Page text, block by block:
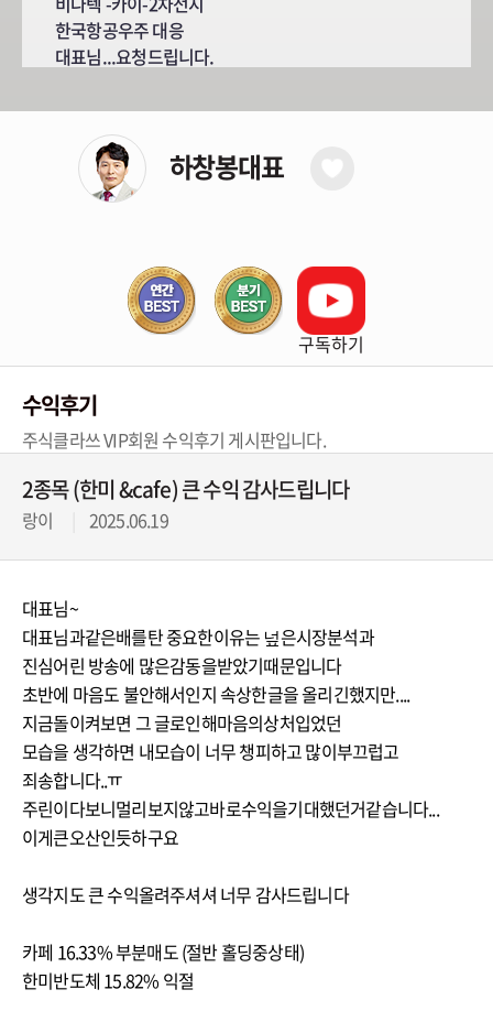
한국항공우주 대응
대표님...요청드립니다.
하창봉대표
구독하기
수익후기
주식클라쓰 VIP회원 수익후기 게시판입니다.
2종목 (한미 &cafe) 큰 수익 감사드립니다
랑이 2025.06.19
대표님~
대표님과같은배를탄 중요한이유는 넢은시장분석과
진심어린 방송에 많은감동을받았기때문입니다
초반에 마음도 불안해서인지 속상한글을 올리긴했지만....
지금돌이켜보면 그 글로인해마음의상처입었던
모습을 생각하면 내모습이 너무 챙피하고 많이부끄럽고
죄송합니다..ㅠ
주린이다보니멀리보지않고바로수익을기대했던거같습니다...
이게큰오산인듯하구요
생각지도 큰 수익올려주셔셔 너무 감사드립니다
카페 16.33% 부분매도 (절반 홀딩중상태)
한미반도체 15.82% 익절